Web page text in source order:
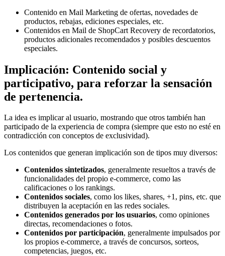
Contenido en Mail Marketing de ofertas, novedades de
productos, rebajas, ediciones especiales, etc.
Contenidos en Mail de ShopCart Recovery de recordatorios,
productos adicionales recomendados y posibles descuentos
especiales.
Implicación: Contenido social y
participativo, para reforzar la sensación
de pertenencia.
La idea es implicar al usuario, mostrando que otros también han
participado de la experiencia de compra (siempre que esto no esté en
contradicción con conceptos de exclusividad).
Los contenidos que generan implicación son de tipos muy diversos:
Contenidos sintetizados, generalmente resueltos a través de
funcionalidades del propio e-commerce, como las
calificaciones o los rankings.
Contenidos sociales, como los likes, shares, +1, pins, etc. que
distribuyen la aceptación en las redes sociales.
Contenidos generados por los usuarios, como opiniones
directas, recomendaciones o fotos.
Contenidos por participación, generalmente impulsados por
los propios e-commerce, a través de concursos, sorteos,
competencias, juegos, etc.